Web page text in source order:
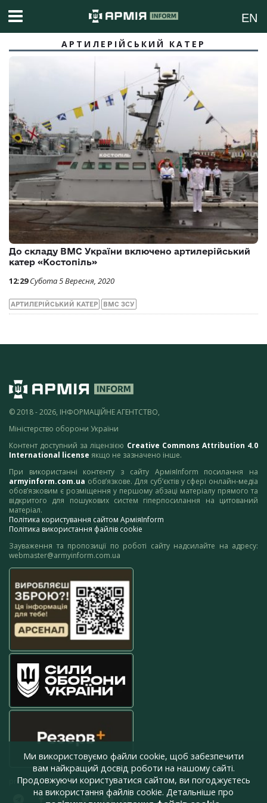
EN
АРТИЛЕРІЙСЬКИЙ КАТЕР
До складу ВМС України включено артилерійський
катер «Костопіль»
12:29 Субота 5 Вересня, 2020
АРТИЛЕРІЙСЬКИЙ КАТЕР ВМС ЗСУ
© 2018 - 2026, ІНФОРМАЦІЙНЕ АГЕНТСТВО,
Міністерство оборони України
Контент доступний за ліцензією Creative Commons Attribution 4.0
International license якщо не зазначено інше.
При використанні контенту з сайту АрміяInform посилання на
armyinform.com.ua обов’язкове. Для суб’єктів у сфері онлайн-медіа
обов’язковим є розміщення у першому абзаці матеріалу прямого та
відкритого для пошукових систем гіперпосилання на цитований
матеріал.
Політика користування сайтом АрміяInform
Політика використання файлів cookie
Зауваження та пропозиції по роботі сайту надсилайте на адресу:
webmaster@armyinform.com.ua
press@armyinform.com.ua
Ми використовуємо файли cookie, щоб забезпечити
вам найкращий досвід роботи на нашому сайті.
Продовжуючи користуватися сайтом, ви погоджуєтесь
на використання файлів cookie. Детальніше про